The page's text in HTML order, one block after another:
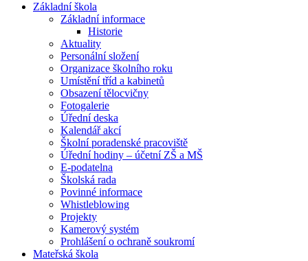
Základní škola
Základní informace
Historie
Aktuality
Personální složení
Organizace školního roku
Umístění tříd a kabinetů
Obsazení tělocvičny
Fotogalerie
Úřední deska
Kalendář akcí
Školní poradenské pracoviště
Úřední hodiny – účetní ZŠ a MŠ
E-podatelna
Školská rada
Povinné informace
Whistleblowing
Projekty
Kamerový systém
Prohlášení o ochraně soukromí
Mateřská škola